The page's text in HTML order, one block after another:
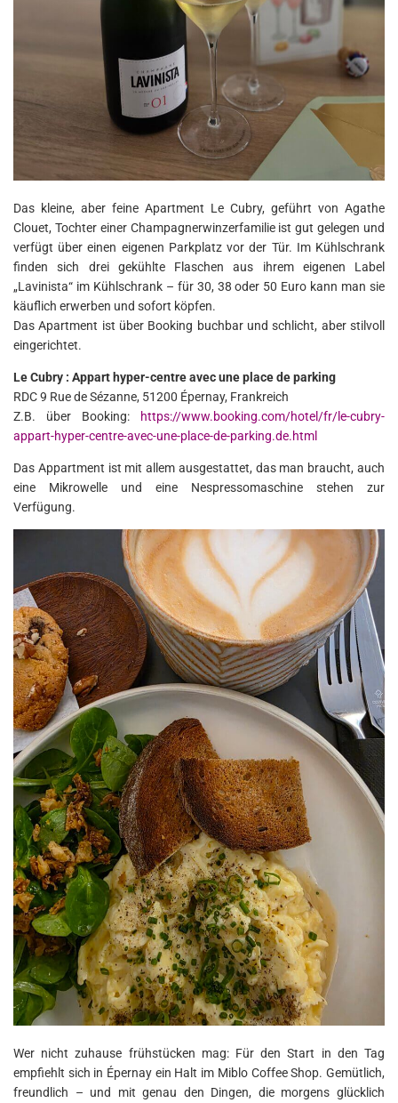
Das kleine, aber feine Apartment Le Cubry, geführt von Agathe
Clouet, Tochter einer Champagnerwinzerfamilie ist gut gelegen und
verfügt über einen eigenen Parkplatz vor der Tür. Im Kühlschrank
finden sich drei gekühlte Flaschen aus ihrem eigenen Label
„Lavinista“ im Kühlschrank – für 30, 38 oder 50 Euro kann man sie
käuflich erwerben und sofort köpfen.
Das Apartment ist über Booking buchbar und schlicht, aber stilvoll
eingerichtet.
Le Cubry : Appart hyper-centre avec une place de parking
RDC 9 Rue de Sézanne, 51200 Épernay, Frankreich
Z.B. über Booking:
https://www.booking.com/hotel/fr/le-cubry-
appart-hyper-centre-avec-une-place-de-parking.de.html
Das Appartment ist mit allem ausgestattet, das man braucht, auch
eine Mikrowelle und eine Nespressomaschine stehen zur
Verfügung.
Wer nicht zuhause frühstücken mag: Für den Start in den Tag
empfiehlt sich in Épernay ein Halt im Miblo Coffee Shop. Gemütlich,
freundlich – und mit genau den Dingen, die morgens glücklich